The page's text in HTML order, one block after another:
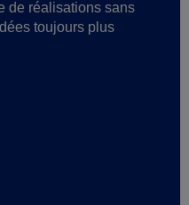
de réalisations sans
toujours plus